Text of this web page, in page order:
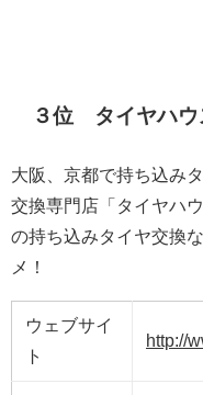
３位 タイヤハ
大阪、京都で持ち込み
交換専門店「タイヤハ
の持ち込みタイヤ交換
メ！
ウェブサイ
ト
http://